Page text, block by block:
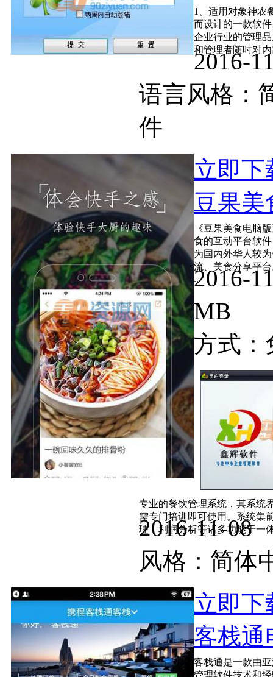
1、适用对象神农
而设计的一款软
企业行业的管理
和管理者随时对
语言风格
件
立即下
豆果美
《豆果美食电脑
食的互动平台软
为国内外华人较
流、美食分享平
...
MB
方式：
专业的餐饮管理系统，其系统
需专门培训即可使用。系统集
理，利润分析等诸多功能于一
2016-11-
风格：简
立即下
客栈通
客栈通是一款由